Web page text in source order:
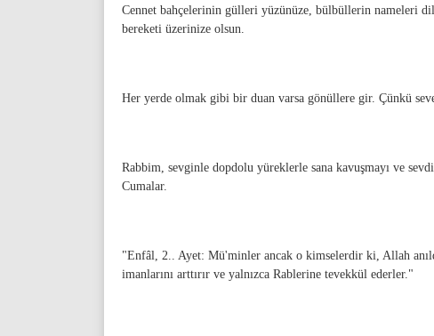
Cennet bahçelerinin gülleri yüzünüze, bülbüllerin nameleri
bereketi üzerinize olsun.
Her yerde olmak gibi bir duan varsa gönüllere gir. Çünkü
Rabbim, sevginle dopdolu yüreklerle sana kavuşmayı ve
Cumalar.
"Enfâl, 2.. Ayet: Mü'minler ancak o kimselerdir ki, Allah
imanlarını arttırır ve yalnızca Rablerine tevekkül ederler."